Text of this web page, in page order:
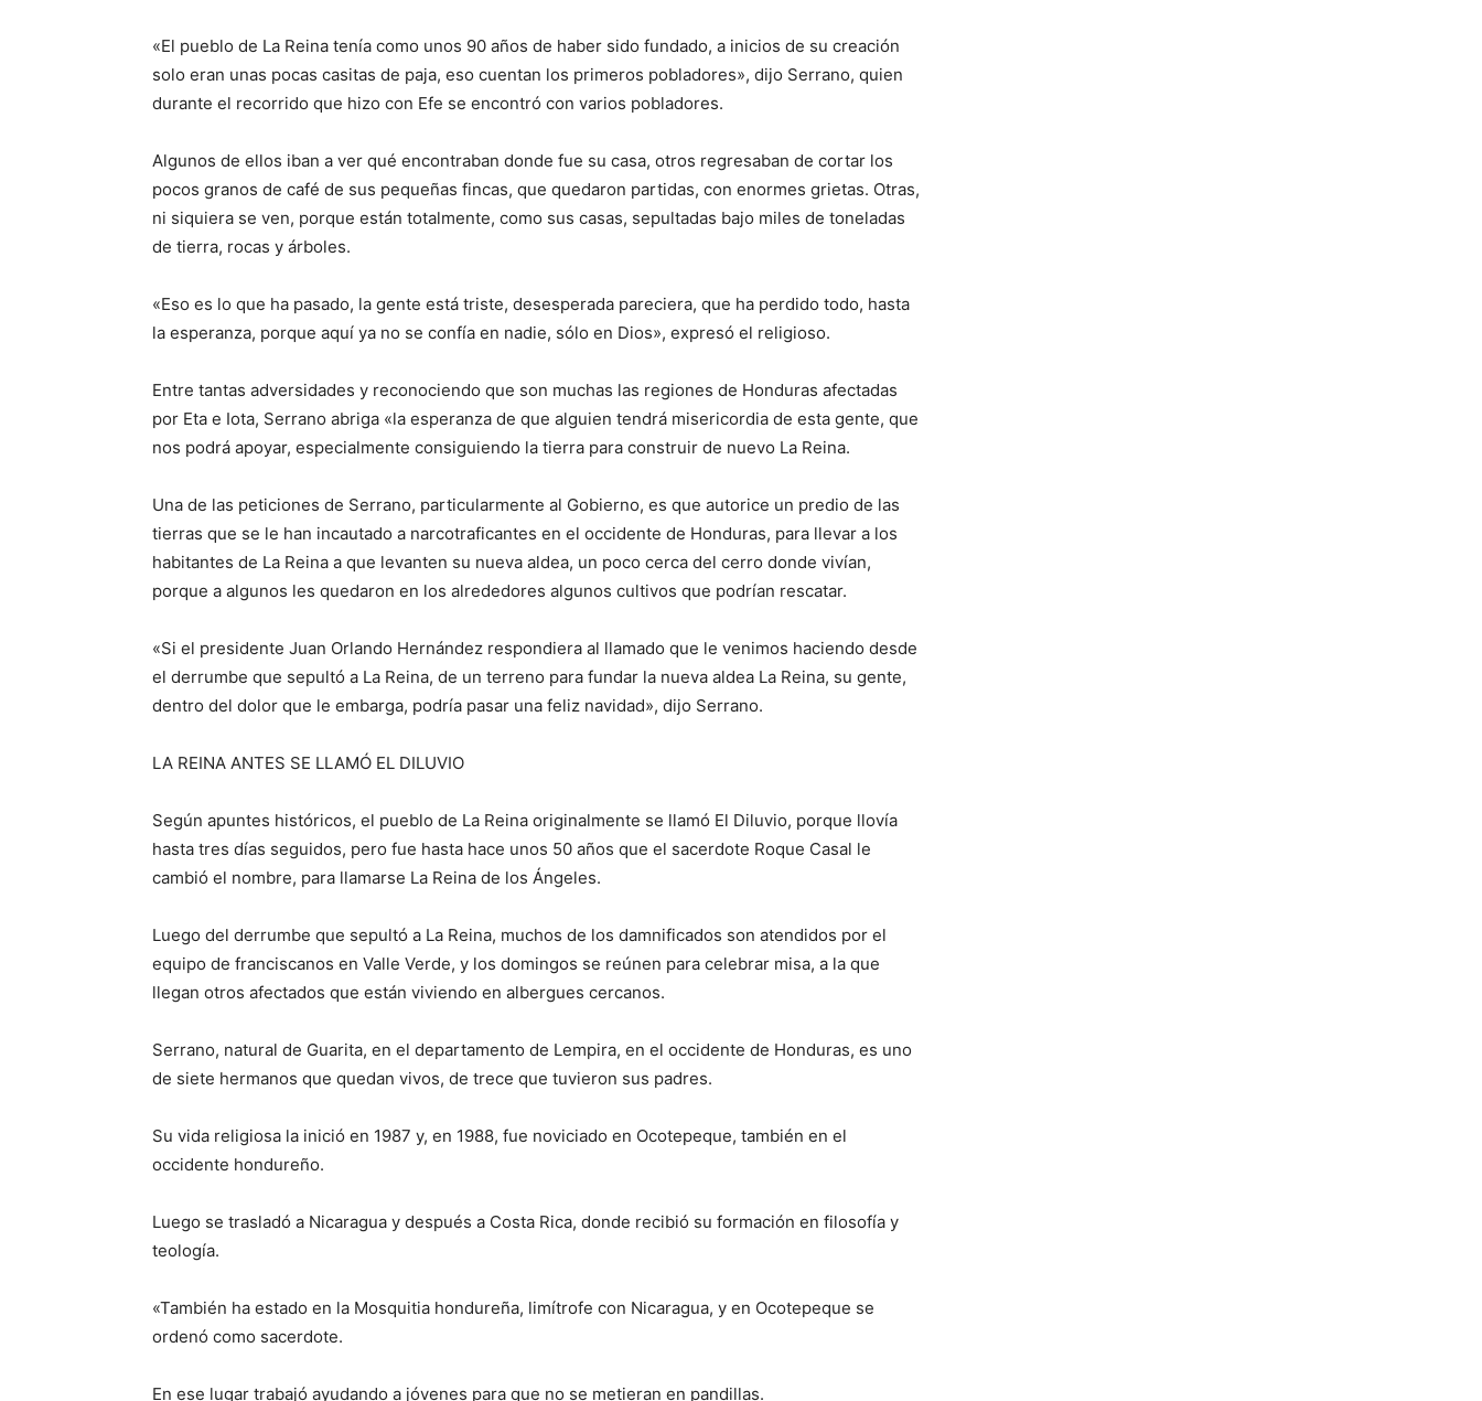
«El pueblo de La Reina tenía como unos 90 años de haber sido fundado, a inicios de su creación
solo eran unas pocas casitas de paja, eso cuentan los primeros pobladores», dijo Serrano, quien
durante el recorrido que hizo con Efe se encontró con varios pobladores.
Algunos de ellos iban a ver qué encontraban donde fue su casa, otros regresaban de cortar los
pocos granos de café de sus pequeñas fincas, que quedaron partidas, con enormes grietas. Otras,
ni siquiera se ven, porque están totalmente, como sus casas, sepultadas bajo miles de toneladas
de tierra, rocas y árboles.
«Eso es lo que ha pasado, la gente está triste, desesperada pareciera, que ha perdido todo, hasta
la esperanza, porque aquí ya no se confía en nadie, sólo en Dios», expresó el religioso.
Entre tantas adversidades y reconociendo que son muchas las regiones de Honduras afectadas
por Eta e Iota, Serrano abriga «la esperanza de que alguien tendrá misericordia de esta gente, que
nos podrá apoyar, especialmente consiguiendo la tierra para construir de nuevo La Reina.
Una de las peticiones de Serrano, particularmente al Gobierno, es que autorice un predio de las
tierras que se le han incautado a narcotraficantes en el occidente de Honduras, para llevar a los
habitantes de La Reina a que levanten su nueva aldea, un poco cerca del cerro donde vivían,
porque a algunos les quedaron en los alrededores algunos cultivos que podrían rescatar.
«Si el presidente Juan Orlando Hernández respondiera al llamado que le venimos haciendo desde
el derrumbe que sepultó a La Reina, de un terreno para fundar la nueva aldea La Reina, su gente,
dentro del dolor que le embarga, podría pasar una feliz navidad», dijo Serrano.
LA REINA ANTES SE LLAMÓ EL DILUVIO
Según apuntes históricos, el pueblo de La Reina originalmente se llamó El Diluvio, porque llovía
hasta tres días seguidos, pero fue hasta hace unos 50 años que el sacerdote Roque Casal le
cambió el nombre, para llamarse La Reina de los Ángeles.
Luego del derrumbe que sepultó a La Reina, muchos de los damnificados son atendidos por el
equipo de franciscanos en Valle Verde, y los domingos se reúnen para celebrar misa, a la que
llegan otros afectados que están viviendo en albergues cercanos.
Serrano, natural de Guarita, en el departamento de Lempira, en el occidente de Honduras, es uno
de siete hermanos que quedan vivos, de trece que tuvieron sus padres.
Su vida religiosa la inició en 1987 y, en 1988, fue noviciado en Ocotepeque, también en el
occidente hondureño.
Luego se trasladó a Nicaragua y después a Costa Rica, donde recibió su formación en filosofía y
teología.
«También ha estado en la Mosquitia hondureña, limítrofe con Nicaragua, y en Ocotepeque se
ordenó como sacerdote.
En ese lugar trabajó ayudando a jóvenes para que no se metieran en pandillas.